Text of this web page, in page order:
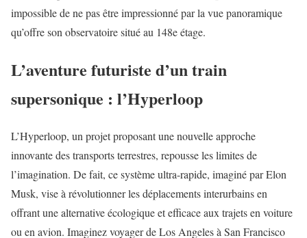
impossible de ne pas être impressionné par la vue panoramique
qu’offre son observatoire situé au 148e étage.
L’aventure futuriste d’un train
supersonique : l’Hyperloop
L’Hyperloop, un projet proposant une nouvelle approche
innovante des transports terrestres, repousse les limites de
l’imagination. De fait, ce système ultra-rapide, imaginé par Elon
Musk, vise à révolutionner les déplacements interurbains en
offrant une alternative écologique et efficace aux trajets en voiture
ou en avion. Imaginez voyager de Los Angeles à San Francisco